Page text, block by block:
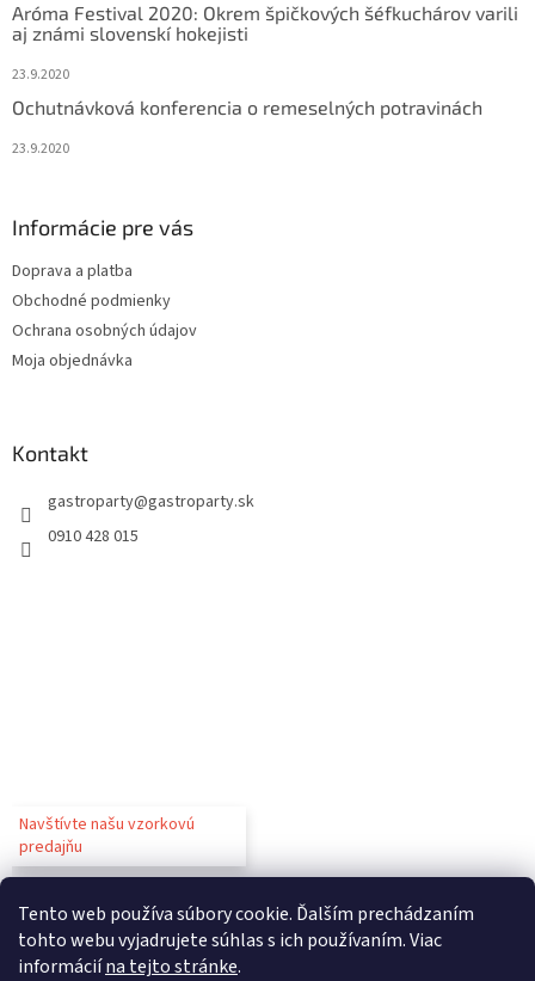
Tento web používa súbory cookie. Ďalším prechádzaním
tohto webu vyjadrujete súhlas s ich používaním. Viac
informáciína tejto stránke.
Aróma Festival 2020: Okrem špičkových šéfkuchárov varili
aj známi slovenskí hokejisti
23.9.2020
Ochutnávková konferencia o remeselných potravinách
23.9.2020
Informácie pre vás
Doprava a platba
Obchodné podmienky
Ochrana osobných údajov
Moja objednávka
Kontakt
gastroparty@gastroparty.sk
0910 428 015
Navštívte našu vzorkovú
predajňu